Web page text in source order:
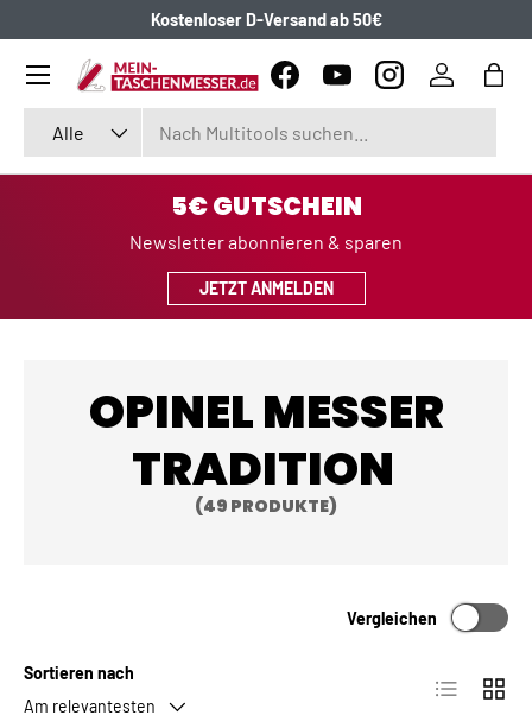
DIREKT ZUM INHALT
Kostenloser D-Versand ab 50€
Alle
FacebookYouTubeInstagramEinloggen
Menü
5€ GUTSCHEIN
Newsletter abonnieren & sparen
JETZT ANMELDEN
OPINEL MESSER
TRADITION
(49 PRODUKTE)
Sortieren nach
Am relevantesten
Vergleichen